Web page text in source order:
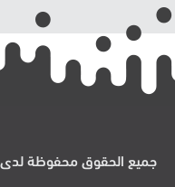
جميع الحقوق محفوظة لدى